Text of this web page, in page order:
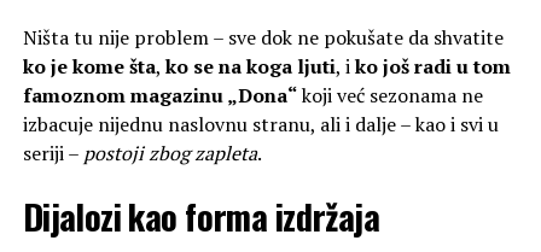
Ništa tu nije problem – sve dok ne pokušate da shvatite
ko je kome šta,ko se na koga ljuti, iko još radi u tom
famoznom magazinu „Dona“koji već sezonama ne
izbacuje nijednu naslovnu stranu, ali i dalje – kao i svi u
seriji – postoji zbog zapleta.
Dijalozi kao forma izdržaja